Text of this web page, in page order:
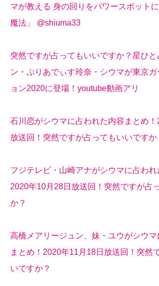
マが教える 身の回りをパワースポット
魔法」 @shiuma33
突然ですが占ってもいいですか？星ひ
ン・ぷりあでぃす玲奈・シウマが東京
ョン2020に登場！youtube動画アリ
石川恋がシウマに占われた内容まとめ！
放送回！突然ですが占ってもいいですか
フジテレビ・山崎アナがシウマに占われ
2020年10月28日放送回！突然ですが占
か？
高橋メアリージュン、妹・ユウがシウ
まとめ！2020年11月18日放送回！突然
いですか？